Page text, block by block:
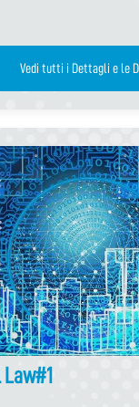
Vedi tutti i Dettagli e le